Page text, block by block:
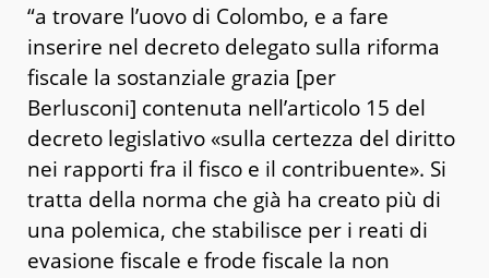
“a trovare l’uovo di Colombo, e a fare
inserire nel decreto delegato sulla riforma
fiscale la sostanziale grazia [per
Berlusconi] contenuta nell’articolo 15 del
decreto legislativo «sulla certezza del diritto
nei rapporti fra il fisco e il contribuente». Si
tratta della norma che già ha creato più di
una polemica, che stabilisce per i reati di
evasione fiscale e frode fiscale la non